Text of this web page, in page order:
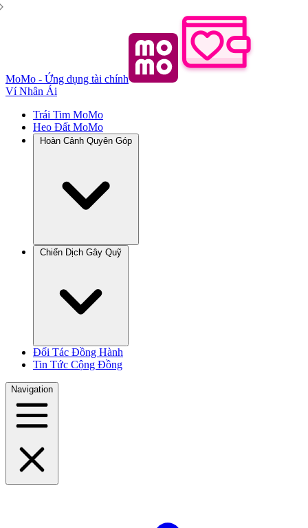
MoMo - Ứng dụng tài chính
Ví Nhân Ái
Trái Tim MoMo
Heo Đất MoMo
Hoàn Cảnh Quyên Góp
Chiến Dịch Gây Quỹ
Đối Tác Đồng Hành
Tin Tức Cộng Đồng
Navigation